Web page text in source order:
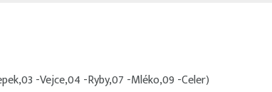
-Vejce,04 -Ryby,07 -Mléko,09 -Celer)